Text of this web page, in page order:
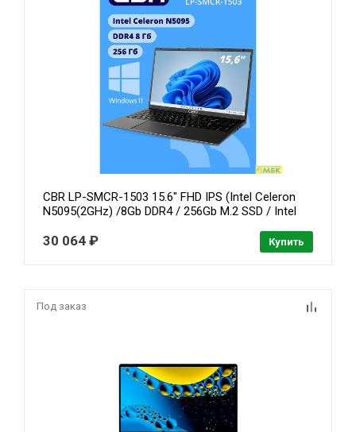
CBR LP-SMCR-1503 15.6" FHD IPS (Intel Celeron
N5095(2GHz) /8Gb DDR4 / 256Gb M.2 SSD / Intel
/пластик)
30 064 ₽ Купить
Под заказ